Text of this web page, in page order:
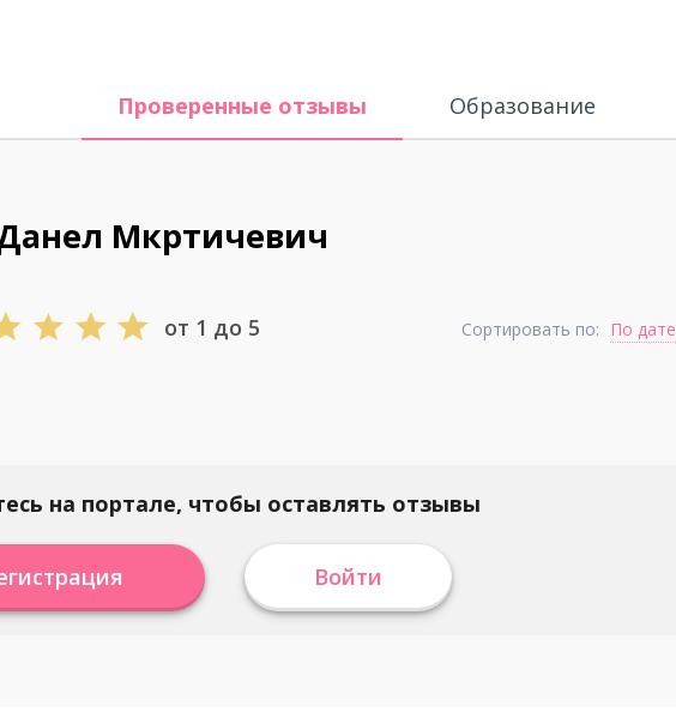
Проверенные отзывы Образование
Мкртичевич
от 1 до 5 Сортировать по: По дате
на портале, чтобы оставлять отзывы
Войти